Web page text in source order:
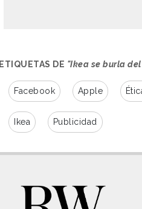
ETIQUETAS DE "Ikea se burla
Facebook Apple
Ikea Publicidad